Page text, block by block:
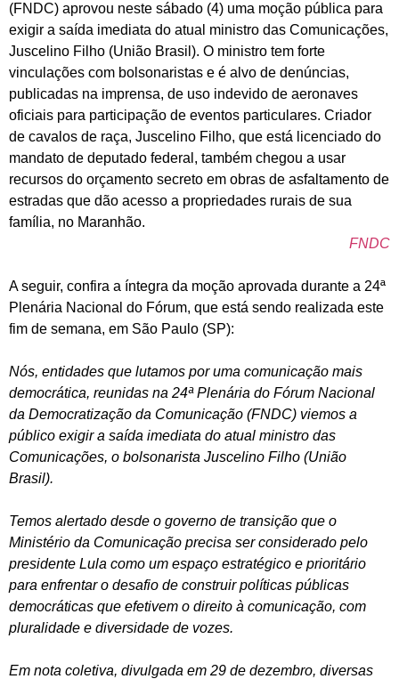
(FNDC) aprovou neste sábado (4) uma moção pública para
exigir a saída imediata do atual ministro das Comunicações,
Juscelino Filho (União Brasil). O ministro tem forte
vinculações com bolsonaristas e é alvo de denúncias,
publicadas na imprensa, de uso indevido de aeronaves
oficiais para participação de eventos particulares. Criador
de cavalos de raça, Juscelino Filho, que está licenciado do
mandato de deputado federal, também chegou a usar
recursos do orçamento secreto em obras de asfaltamento de
estradas que dão acesso a propriedades rurais de sua
família, no Maranhão.
FNDC
A seguir, confira a íntegra da moção aprovada durante a 24ª
Plenária Nacional do Fórum, que está sendo realizada este
fim de semana, em São Paulo (SP):
Nós, entidades que lutamos por uma comunicação mais
democrática, reunidas na 24ª Plenária do Fórum Nacional
da Democratização da Comunicação (FNDC) viemos a
público exigir a saída imediata do atual ministro das
Comunicações, o bolsonarista Juscelino Filho (União
Brasil).
Temos alertado desde o governo de transição que o
Ministério da Comunicação precisa ser considerado pelo
presidente Lula como um espaço estratégico e prioritário
para enfrentar o desafio de construir políticas públicas
democráticas que efetivem o direito à comunicação, com
pluralidade e diversidade de vozes.
Em nota coletiva, divulgada em 29 de dezembro, diversas